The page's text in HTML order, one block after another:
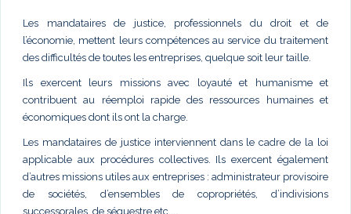
Les mandataires de justice, professionnels du droit et de
l’économie, mettent leurs compétences au service du traitement
des difficultés de toutes les entreprises, quelque soit leur taille.
Ils exercent leurs missions avec loyauté et humanisme et
contribuent au réemploi rapide des ressources humaines et
économiques dont ils ont la charge.
Les mandataires de justice interviennent dans le cadre de la loi
applicable aux procédures collectives. Ils exercent également
d’autres missions utiles aux entreprises : administrateur provisoire
de sociétés, d’ensembles de copropriétés, d’indivisions
successorales, de séquestre etc....